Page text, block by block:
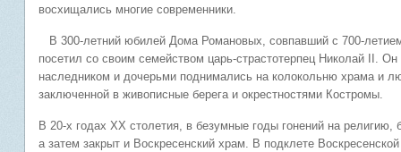
восхищались многие современники.
В 300-летний юбилей Дома Романовых, совпавший с 700-
посетил со своим семейством царь-страстотерпец Николай II.
наследником и дочерьми поднимались на колокольню храма и
заключенной в живописные берега и окрестностями Костромы.
В 20-х годах ХХ столетия, в безумные годы гонений на
а затем закрыт и Воскресенский храм. В подклете